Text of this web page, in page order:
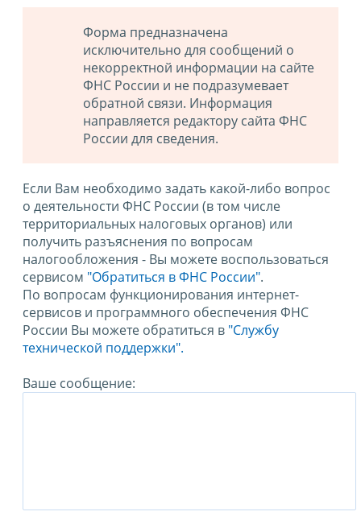
Форма предназначена
исключительно для сообщений о
некорректной информации на сайте
ФНС России и не подразумевает
обратной связи. Информация
направляется редактору сайта ФНС
России для сведения.
Если Вам необходимо задать какой-либо вопрос
о деятельности ФНС России (в том числе
территориальных налоговых органов) или
получить разъяснения по вопросам
налогообложения - Вы можете воспользоваться
сервисом "Обратиться в ФНС России".
По вопросам функционирования интернет-
сервисов и программного обеспечения ФНС
России Вы можете обратиться в "Службу
технической поддержки".
Ваше сообщение: